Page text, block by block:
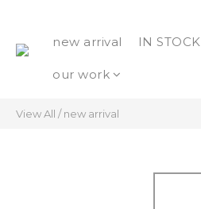
new arrival IN STOCK
our work
View All /new arrival